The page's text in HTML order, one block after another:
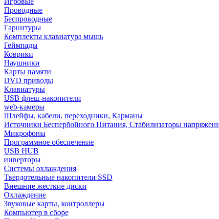
Проводные
Беспроводные
Гарнитуры
Комплекты клавиатура мышь
Геймпады
Коврики
Наушники
Карты памяти
DVD приводы
Клавиатуры
USB флеш-накопители
web-камеры
Шлейфы, кабели, переходники, Карманы
Источники Беспербойного Питания, Стабилизаторы
Микрофоны
Программное обеспечение
USB HUB
инверторы
Системы охлаждения
Твердотельные накопители SSD
Внешние жесткие диски
Охлаждение
Звуковые карты, контроллеры
Компьютер в сборе